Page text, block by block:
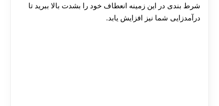
شرط بندی در این زمینه انعطاف خود را بشدت بالا ببرید تا
درآمدزایی شما نیز افزایش یابد.